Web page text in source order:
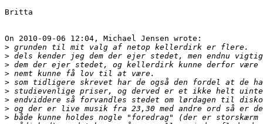
Britta
On 2010-09-06 12:04, Michael Jensen wrote:
>
>
>
>
>
>
>
>
>